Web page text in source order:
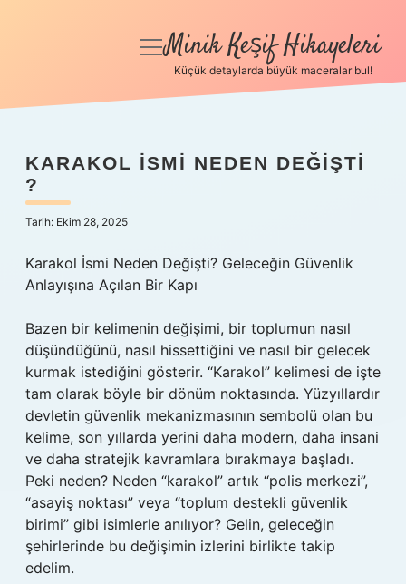
Anasayfa
Hakkımızda
menüyü
Minik Keşif Hikayeleri
Küçük detaylarda büyük maceralar bul!
KARAKOL ISMI NEDEN DEĞIŞTI
?
Tarih: Ekim 28, 2025
Karakol İsmi Neden Değişti? Geleceğin Güvenlik
Anlayışına Açılan Bir Kapı
Bazen bir kelimenin değişimi, bir toplumun nasıl
düşündüğünü, nasıl hissettiğini ve nasıl bir gelecek
kurmak istediğini gösterir. “Karakol” kelimesi de işte
tam olarak böyle bir dönüm noktasında. Yüzyıllardır
devletin güvenlik mekanizmasının sembolü olan bu
kelime, son yıllarda yerini daha modern, daha insani
ve daha stratejik kavramlara bırakmaya başladı.
Peki neden? Neden “karakol” artık “polis merkezi”,
“asayiş noktası” veya “toplum destekli güvenlik
birimi” gibi isimlerle anılıyor? Gelin, geleceğin
şehirlerinde bu değişimin izlerini birlikte takip
edelim.